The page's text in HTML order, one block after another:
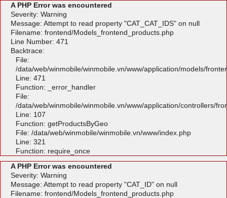
A PHP Error was encountered
Severity: Warning
Message: Attempt to read property "CAT_CAT_IDS" on null
Filename: frontend/Models_frontend_products.php
Line Number: 471
Backtrace:
File:
/data/web/winmobile/winmobile.vn/www/application/models/
Line: 471
Function: _error_handler
File:
/data/web/winmobile/winmobile.vn/www/application/controllers/
Line: 107
Function: getProductsByGeo
File: /data/web/winmobile/winmobile.vn/www/index.php
Line: 321
Function: require_once
A PHP Error was encountered
Severity: Warning
Message: Attempt to read property "CAT_ID" on null
Filename: frontend/Models_frontend_products.php